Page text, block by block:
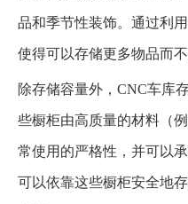
品和季节性装饰。通过利
使得可以存储更多物品而
除存储容量外，CNC车库
些橱柜由高质量的材料（
常使用的严格性，并可以
可以依靠这些橱柜安全地